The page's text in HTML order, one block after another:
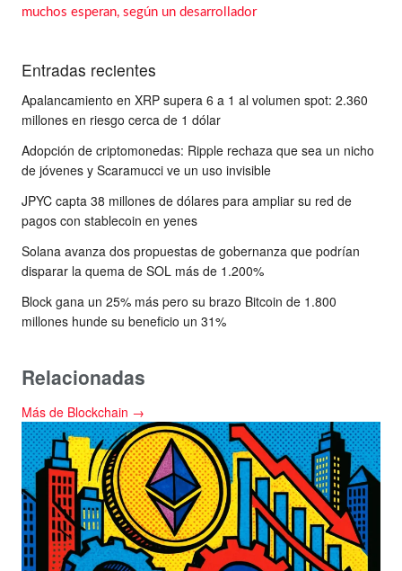
muchos esperan, según un desarrollador
Entradas recientes
Apalancamiento en XRP supera 6 a 1 al volumen spot: 2.360
millones en riesgo cerca de 1 dólar
Adopción de criptomonedas: Ripple rechaza que sea un nicho
de jóvenes y Scaramucci ve un uso invisible
JPYC capta 38 millones de dólares para ampliar su red de
pagos con stablecoin en yenes
Solana avanza dos propuestas de gobernanza que podrían
disparar la quema de SOL más de 1.200%
Block gana un 25% más pero su brazo Bitcoin de 1.800
millones hunde su beneficio un 31%
Relacionadas
Más de Blockchain →